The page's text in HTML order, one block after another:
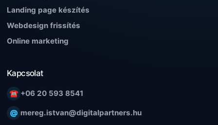
Landing page készítés
Webdesign frissítés
Online marketing
Kapcsolat
☎ +06 20 593 8541
@ mereg.istvan@digitalpartners.hu